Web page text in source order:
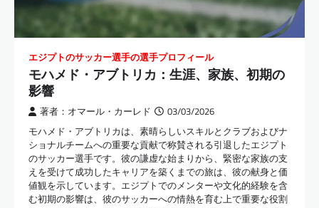
エジプトのサッカー選手の選手プロフィール
モハメド・アブトリカ：生涯、家族、初期の
影響
著者：オマール・カーレド 03/03/2026
モハメド・アブトリカは、素晴らしいスキルとクラブおよびナ
ショナルチームへの重要な貢献で称賛される引退したエジプト
のサッカー選手です。彼の謙虚な始まりから、緊密な家族の支
えを受けて成功したキャリアを築くまでの旅は、彼の献身と価
値観を示しています。エジプトでのメンターや文化的経験を含
む初期の影響は、彼のサッカーへの情熱を育む上で重要な役割